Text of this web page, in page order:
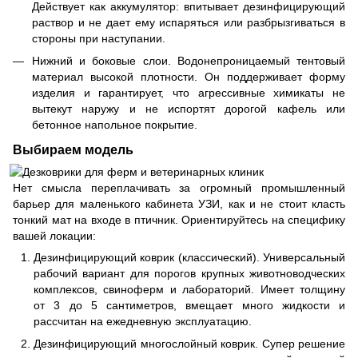
Действует как аккумулятор: впитывает дезинфицирующий
раствор и не дает ему испаряться или разбрызгиваться в
стороны при наступании.
Нижний и боковые слои. Водонепроницаемый тентовый
материал высокой плотности. Он поддерживает форму
изделия и гарантирует, что агрессивные химикаты не
вытекут наружу и не испортят дорогой кафель или
бетонное напольное покрытие.
Выбираем модель
Нет смысла переплачивать за огромный промышленный
барьер для маленького кабинета УЗИ, как и не стоит класть
тонкий мат на входе в птичник. Ориентируйтесь на специфику
вашей локации:
Дезинфицирующий коврик (классический). Универсальный
рабочий вариант для порогов крупных животноводческих
комплексов, свиноферм и лабораторий. Имеет толщину
от 3 до 5 сантиметров, вмещает много жидкости и
рассчитан на ежедневную эксплуатацию.
Дезинфицирующий многослойный коврик. Супер решение